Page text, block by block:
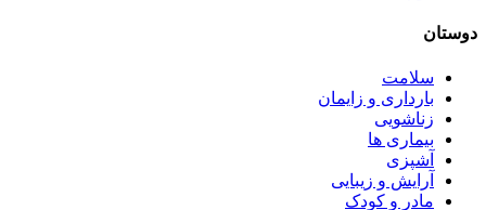
دوستان
سلامت
بارداری و زایمان
زناشویی
بیماری ها
آشپزی
آرایش و زیبایی
مادر و کودک